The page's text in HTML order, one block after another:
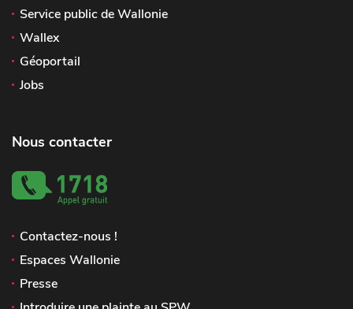
Service public de Wallonie
Wallex
Géoportail
Jobs
Nous contacter
Contactez-nous !
Espaces Wallonie
Presse